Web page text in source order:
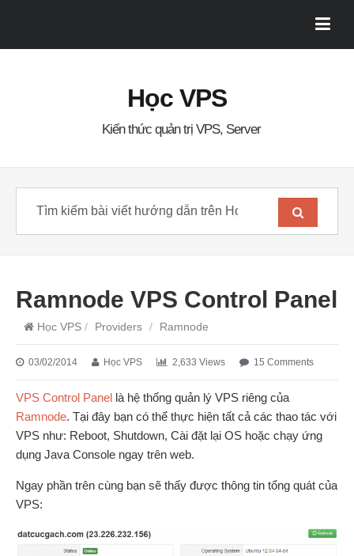
Học VPS
Kiến thức quản trị VPS, Server
Ramnode VPS Control Panel
Học VPS / Providers / Ramnode
03/02/2014 Học VPS 2,633 Views 15 Comments
VPS Control Panel là hệ thống quản lý VPS riêng của
Ramnode. Tại đây bạn có thể thực hiện tất cả các thao tác với
VPS như: Reboot, Shutdown, Cài đặt lại OS hoặc chạy ứng
dụng Java Console ngay trên web.
Ngay phần trên cùng bạn sẽ thấy được thông tin tổng quát của
VPS: